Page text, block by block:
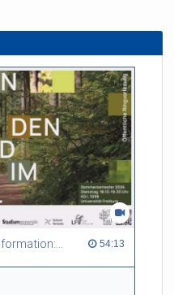
Between tradition and transformation: how owners, advisers and institutions co-create knowledge for resilient forests in Europe 54:13